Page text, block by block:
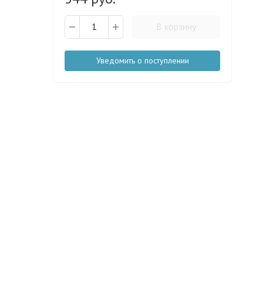
В корзину
Уведомить о поступлении